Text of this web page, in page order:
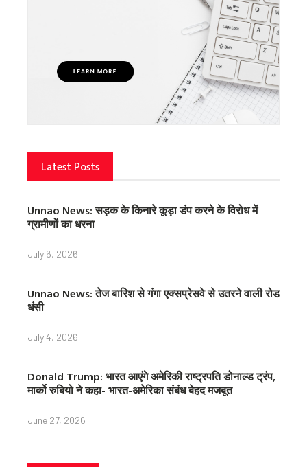
Latest Posts
Unnao News: सड़क के किनारे कूड़ा डंप करने के विरोध में
ग्रामीणों का धरना
July 6, 2026
Unnao News: तेज बारिश से गंगा एक्सप्रेसवे से उतरने वाली रोड
धंसी
July 4, 2026
Donald Trump: भारत आएंगे अमेरिकी राष्ट्रपति डोनाल्ड ट्रंप,
मार्को रुबियो ने कहा- भारत-अमेरिका संबंध बेहद मजबूत
June 27, 2026